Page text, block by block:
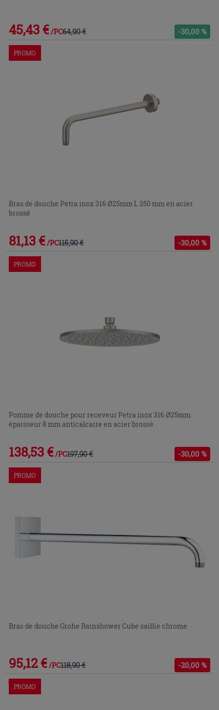
45,43 € /PC64,90 € -30,00 %
PROMO
Bras de douche Petra inox 316 Ø25mm L 350 mm en acier
brossé
81,13 € /PC115,90 € -30,00 %
PROMO
Pomme de douche pour receveur Petra inox 316 Ø25mm
épaisseur 8 mm anticalcaire en acier brossé
138,53 € /PC197,90 € -30,00 %
PROMO
Bras de douche Grohe Rainshower Cube saillie chrome
95,12 € /PC118,90 € -20,00 %
Commandable en magasin ou via le service client
PROMO